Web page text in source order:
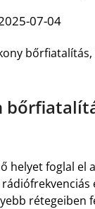
07-04
helyet foglal el a
rétegeiben